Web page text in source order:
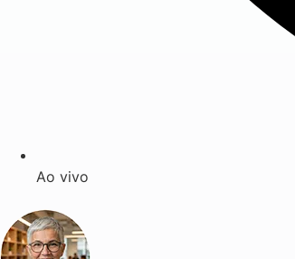
Ao vivo